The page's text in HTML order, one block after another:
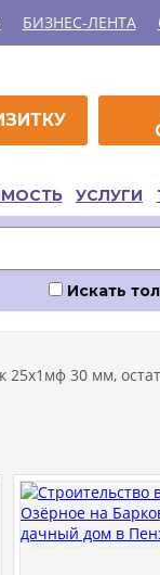
БИЗНЕС-ЛЕНТА
УСЛУГИ
Искать
30 мм,